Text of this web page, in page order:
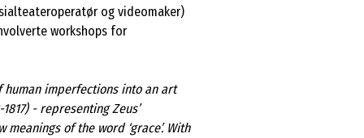
og videomaker)
workshops for
human imperfections into an art
- representing Zeus’
of the word ‘grace’. With